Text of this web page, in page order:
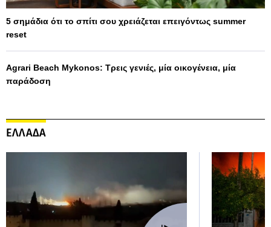
5 σημάδια ότι το σπίτι σου χρειάζεται επειγόντως summer
reset
Agrari Beach Mykonos: Τρεις γενιές, μία οικογένεια, μία
παράδοση
ΕΛΛΑΔΑ